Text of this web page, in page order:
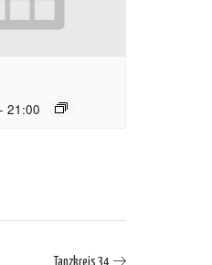
- 21:00
Tanzkreis 34